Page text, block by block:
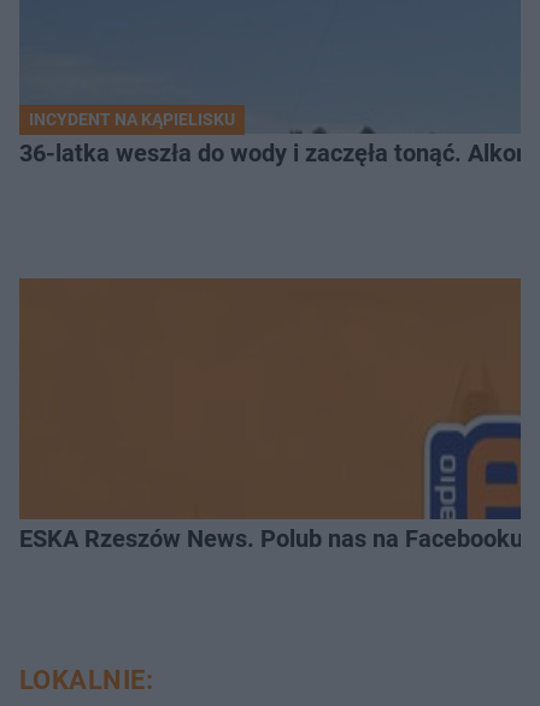
INCYDENT NA KĄPIELISKU
36-latka weszła do wody i zaczęła tonąć.
ESKA Rzeszów News. Polub nas na Facebooku!
LOKALNIE: